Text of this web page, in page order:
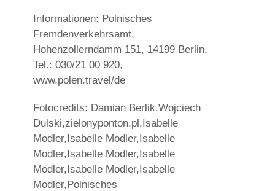
Informationen: Polnisches
Fremdenverkehrsamt,
Hohenzollerndamm 151, 14199 Berlin,
Tel.: 030/21 00 920,
www.polen.travel/de
Fotocredits: Damian Berlik,Wojciech
Dulski,zielonyponton.pl,Isabelle
Modler,Isabelle Modler,Isabelle
Modler,Isabelle Modler,Isabelle
Modler,Isabelle Modler,Isabelle
Modler,Polnisches